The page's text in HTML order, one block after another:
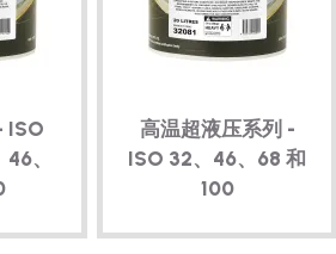
ISO
、
高温超液压系列 -
ISO 32、46、68 和
100